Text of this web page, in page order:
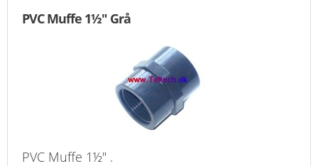
PVC Muffe 1½" Grå
PVC Muffe 1½" .